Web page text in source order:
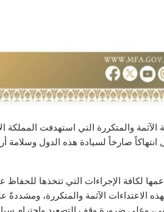
الآثمة والمتكررة التي استهدفت المملكة
صارخاً لسيادة هذه الدول وسلامة
لكافة الإجراءات التي تتخذها للحفاظ
الاعتداءات الآثمة والمتكررة، ومشددةً